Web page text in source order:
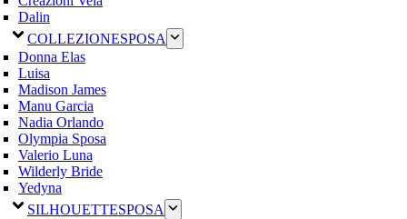
Dalin
COLLEZIONESPOSA
Donna Elas
Luisa
Madison James
Manu Garcia
Nadia Orlando
Olympia Sposa
Valerio Luna
Wilderly Bride
Yedyna
SILHOUETTESPOSA